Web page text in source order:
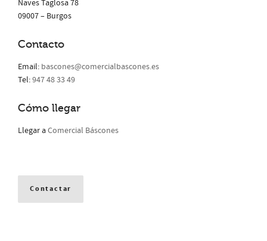
Naves Taglosa 78
09007 – Burgos
Contacto
Email: bascones@comercialbascones.es
Tel:947 48 33 49
Cómo llegar
Llegar aComercial Báscones
Contactar